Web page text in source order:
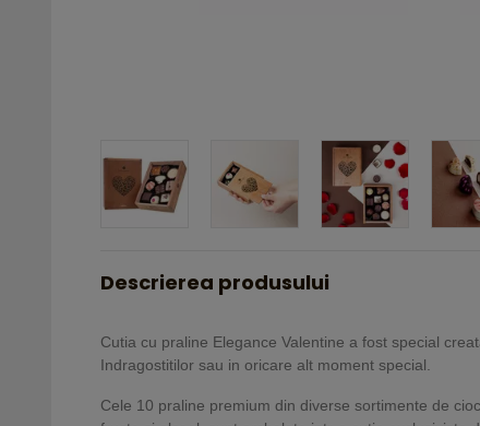
Descrierea produsului
Cutia cu praline Elegance Valentine a fost special
Indragostitilor sau in oricare alt moment special.
Cele 10 praline premium din diverse sortimente de